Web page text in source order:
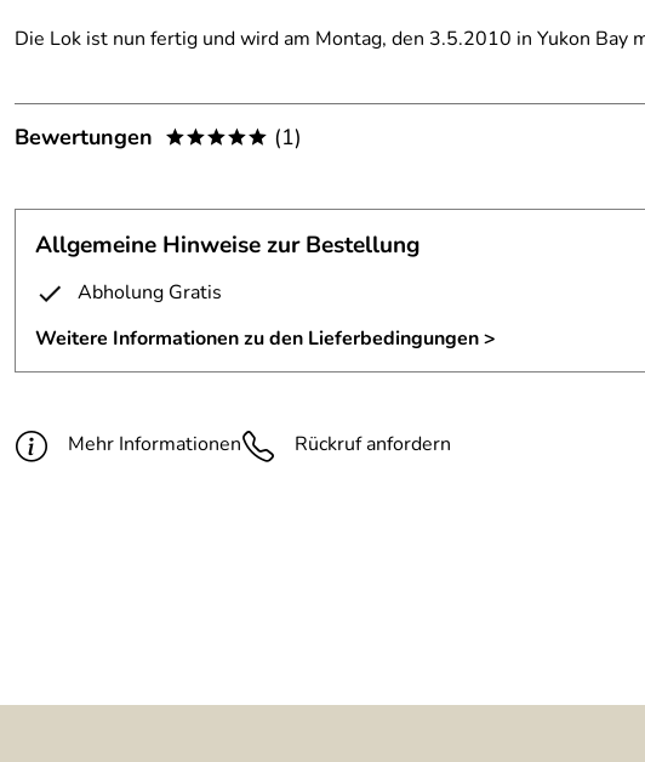
Die Lok ist nun fertig und wird am Montag, den 3.5.2010 in Yukon Bay
Bewertungen ***** (1)
1
Klaus
Verifizierte Bewertung
schön archaisch
Allgemeine Hinweise zur Bestellung
Abholung Gratis
Weitere Informationen zu den Lieferbedingungen >
Mehr Informationen Rückruf anfordern